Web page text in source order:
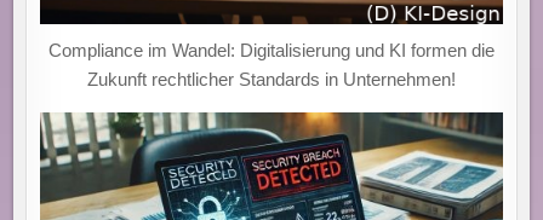
Compliance im Wandel: Digitalisierung und KI formen die
Zukunft rechtlicher Standards in Unternehmen!